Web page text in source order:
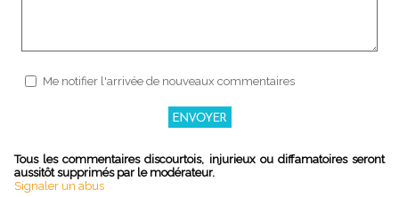
Me notifier l'arrivée de nouveaux commentaires
Tous les commentaires discourtois, injurieux ou diffamatoires seront
aussitôt supprimés par le modérateur.
Signaler un abus